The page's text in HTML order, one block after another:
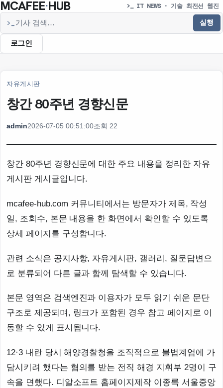
MCAFEE·HUB >_ IT NEWS · 기술 최전선 웹진
>_
기사 검색
실행
로그인
자유게시판
창간 80주년 경향신문
admin2026-07-05 00:51:00조회 22
창간 80주년 경향신문에 대한 주요 내용을 정리한 자유
게시판 게시글입니다.
mcafee-hub.com 커뮤니티에서는 방문자가 제목, 작성
일, 조회수, 본문 내용을 한 화면에서 확인할 수 있도록
상세 페이지를 구성합니다.
관련 소식은 공지사항, 자유게시판, 갤러리, 질문답변으
로 분류되어 다른 글과 함께 탐색할 수 있습니다.
본문 영역은 검색엔진과 이용자가 모두 읽기 쉬운 문단
구조로 제공되며, 링크가 포함된 경우 참고 페이지로 이
동할 수 있게 표시됩니다.
12·3 내란 당시 해양경찰청을 조직적으로 불법계엄에 가
담시키려 했다는 혐의를 받는 전직 해경 지휘부 2명이 구
속을 면했다. 디알소프트 홈페이지제작 이종록 서울중앙